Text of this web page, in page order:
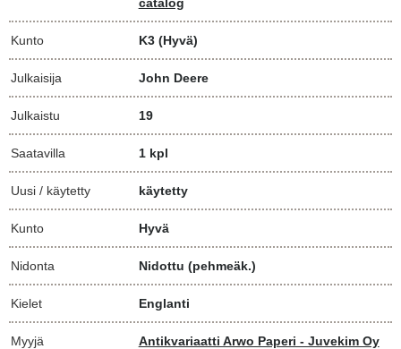
Kunto K3 (Hyvä)
Julkaisija John Deere
Julkaistu 19
Saatavilla 1 kpl
Uusi / käytetty käytetty
Kunto Hyvä
Nidonta Nidottu (pehmeäk.)
Kielet Englanti
Myyjä
Antikvariaatti Arwo Paperi - Juvekim Oy